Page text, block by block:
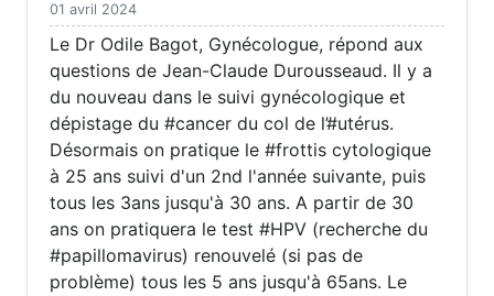
01 avril 2024
Le Dr Odile Bagot, Gynécologue, répond aux
questions de Jean-Claude Durousseaud. Il y a
du nouveau dans le suivi gynécologique et
dépistage du #cancer du col de l’#utérus.
Désormais on pratique le #frottis cytologique
à 25 ans suivi d'un 2nd l'année suivante, puis
tous les 3ans jusqu'à 30 ans. A partir de 30
ans on pratiquera le test #HPV (recherche du
#papillomavirus) renouvelé (si pas de
problème) tous les 5 ans jusqu'à 65ans. Le